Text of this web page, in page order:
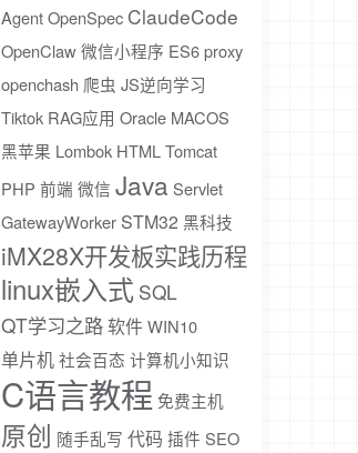
AgentOpenSpec ClaudeCode
OpenClaw微信小程序 ES6proxy
openchash 爬虫 JS逆向学习
Tiktok RAG应用 Oracle MACOS
黑苹果 Lombok HTMLTomcat
PHP 前端 微信 Java Servlet
GatewayWorker STM32 黑科技
iMX28X开发板实践历程
linux嵌入式 SQL
QT学习之路软件WIN10
单片机社会百态 计算机小知识
C语言教程 免费主机
原创 随手乱写 代码 插件 SEO